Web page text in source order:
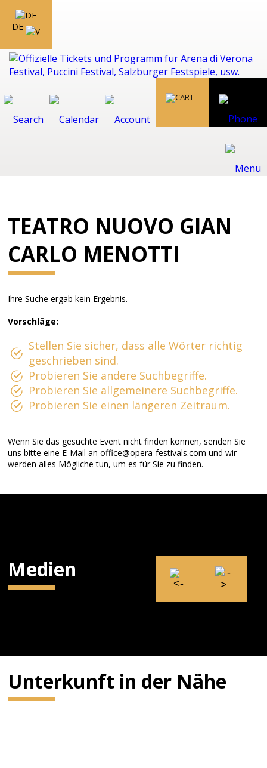
DE
TEATRO NUOVO GIAN
CARLO MENOTTI
Ihre Suche ergab kein Ergebnis.
Vorschläge:
Stellen Sie sicher, dass alle Wörter richtig
geschrieben sind.
Probieren Sie andere Suchbegriffe.
Probieren Sie allgemeinere Suchbegriffe.
Probieren Sie einen längeren Zeitraum.
Wenn Sie das gesuchte Event nicht finden können, senden Sie
uns bitte eine E-Mail anoffice@opera-festivals.com und wir
werden alles Mögliche tun, um es für Sie zu finden.
Medien
Unterkunft in der Nähe